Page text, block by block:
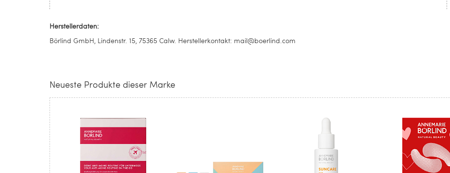
Herstellerdaten:
Börlind GmbH, Lindenstr. 15, 75365 Calw. Herstellerkontakt: mail@boerlind.com
Neueste Produkte dieser Marke